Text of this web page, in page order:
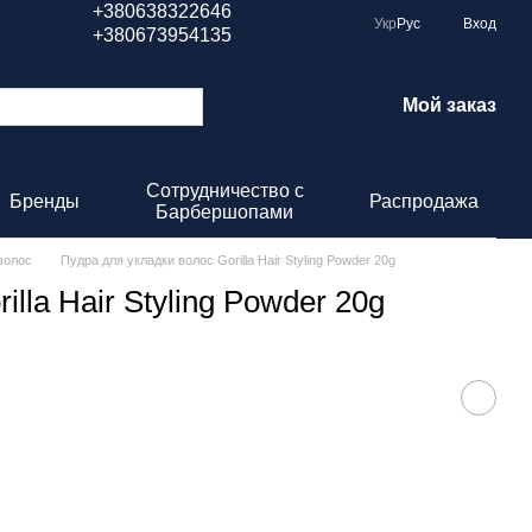
+380638322646
+380673954135
Укр Рус Вход
Мой заказ
Бренды
Сотрудничество с
Барбершопами
Распродажа
Пудра для укладки волос Gorilla Hair Styling Powder 20g
Hair Styling Powder 20g